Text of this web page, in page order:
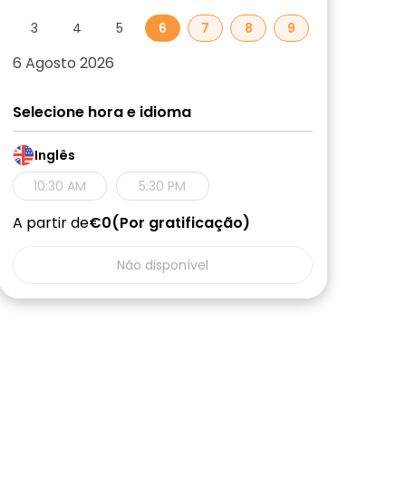
3 4 5 6 7 8 9
6 Agosto 2026
Selecione hora e idioma
Inglês
10:30 AM
5:30 PM
A partir de€0 Por gratificação
Não disponível